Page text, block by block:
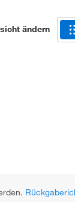
ändern